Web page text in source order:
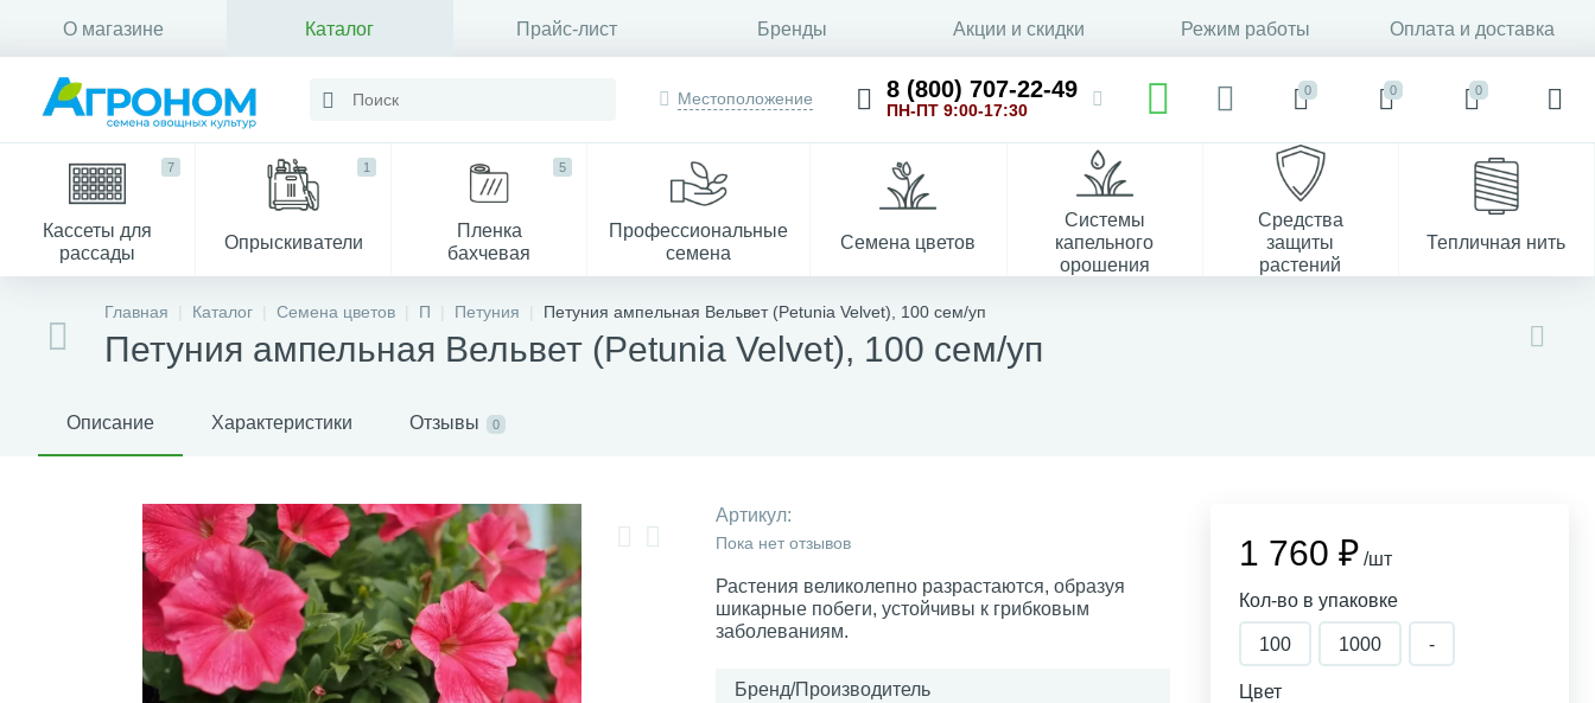
О магазине Каталог Прайс-лист Бренды Акции и скидки Режим работы Оплата и доставка
Контакты
Местоположение 8 (800) 707-22-49
ПН-ПТ 9:00-17:30
0 0 0
Кассеты для
рассады
7
Опрыскиватели
1
Пленка
бахчевая
5
Профессиональные
семена
Семена цветов
Системы
капельного
орошения
Средства
защиты
растений
Тепличная нить
Укрывной материал
Главная Каталог Семена цветов П Петуния Петуния ампельная Вельвет (Petunia Velvet), 100 сем/уп
Петуния ампельная Вельвет (Petunia Velvet), 100 сем/уп
Описание Характеристики Отзывы 0
Артикул:
Пока нет отзывов
Растения великолепно разрастаются, образуя
шикарные побеги, устойчивы к грибковым
заболеваниям.
Бренд/Производитель
1 760 ₽ /шт
Кол-во в упаковке
100 1000 -
Цвет